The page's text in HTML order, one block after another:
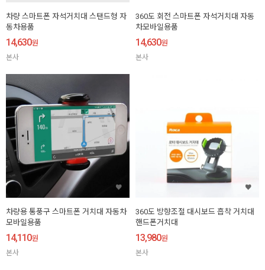
차량 스마트폰 자석거치대 스탠드형 자
동차용품
14,630원
본사
360도 회전 스마트폰 자석거치대 자동
차모바일용품
14,630원
본사
차량용 통풍구 스마트폰 거치대 자동차
모바일용품
14,110원
본사
360도 방향조절 대시보드 흡착 거치대
핸드폰거치대
13,980원
본사